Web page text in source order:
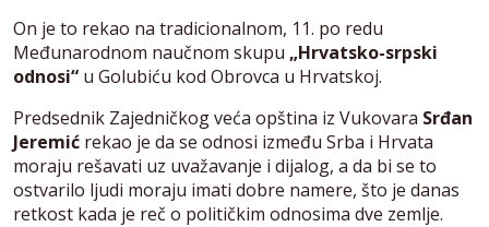
On je to rekao na tradicionalnom, 11. po redu
Međunarodnom naučnom skupu „Hrvatsko-srpski
odnosi“ u Golubiću kod Obrovca u Hrvatskoj.
Predsednik Zajedničkog veća opština iz Vukovara Srđan
Jeremić rekao je da se odnosi između Srba i Hrvata
moraju rešavati uz uvažavanje i dijalog, a da bi se to
ostvarilo ljudi moraju imati dobre namere, što je danas
retkost kada je reč o političkim odnosima dve zemlje.